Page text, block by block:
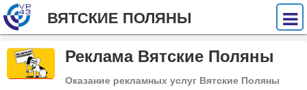
ВЯТСКИЕ ПОЛЯНЫ
Реклама Вятские Поляны
Оказание рекламных услуг Вятские Поляны